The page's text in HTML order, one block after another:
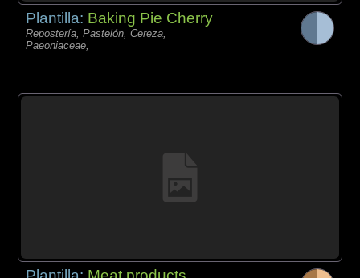
Plantilla: Baking Pie Cherry
Repostería, Pastelón, Cereza,
Paeoniaceae,